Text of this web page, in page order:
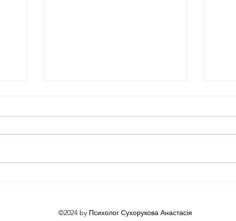
©2024 by Психолог Сухорукова Анастасія